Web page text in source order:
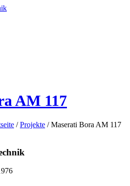
AM 117
/ Projekte / Maserati Bora AM 117